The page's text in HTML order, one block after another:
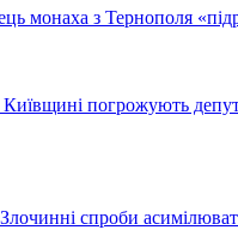
монаха з Тернополя
погрожують
спроби